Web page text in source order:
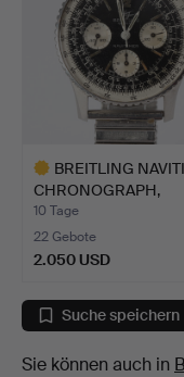
BREITLING
CHRONOGRAPH,
ARMBANDUH…
10 Tage
22 Gebote
2.050 USD
ObjektSuche speichern
Sie können auch in